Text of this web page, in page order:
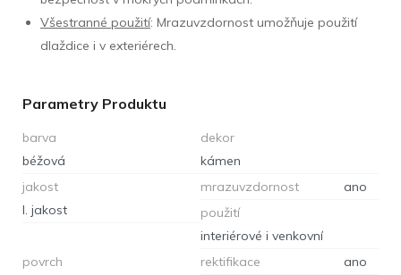
Všestranné použití: Mrazuvzdornost umožňuje použití
dlaždice i v exteriérech.
Parametry Produktu
barva
béžová
dekor
kámen
jakost
I. jakost
mrazuvzdornost
ano
použití
interiérové i venkovní
povrch
rektifikace
ano